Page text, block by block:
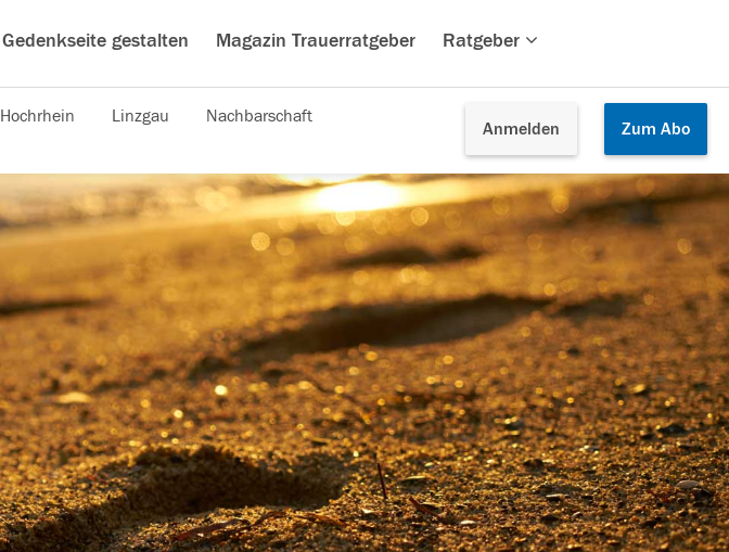
Gedenkseite gestalten Magazin Trauerratgeber Ratgeber
Anmelden Zum Abo
Hochrhein Linzgau Nachbarschaft